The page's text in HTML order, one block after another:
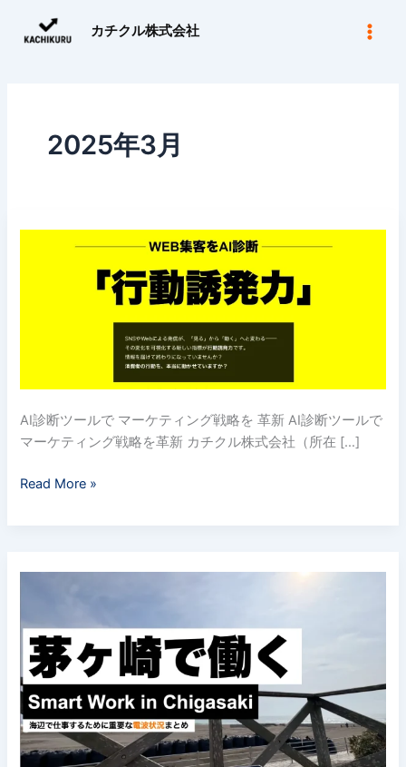
カチクル株式会社
2025年3月
AI診断ツールで マーケティング戦略を 革新 AI診断ツールで
マーケティング戦略を革新 カチクル株式会社（所在 […]
代！
AI
で
状
ー
ビ
ジ
ネ
ス
の
課
Read More »
ヶ
崎
の
海
辺
で
仕